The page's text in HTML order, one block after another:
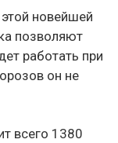
новейшей
позволяют
работать при
он не
всего 1380